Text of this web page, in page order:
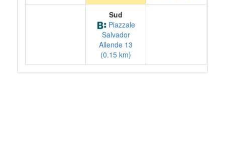
Sud
Piazzale
Salvador
Allende 13
(0.15 km)